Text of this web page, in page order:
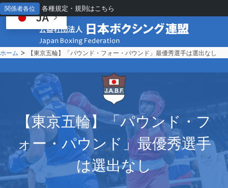
関係者各位 各種規定・規則はこちら
ホーム > 【東京五輪】「パウンド・フォー・パウンド」最優秀選手は選出なし
【東京五輪】「パウンド・フ
ォー・パウンド」最優秀選手
は選出なし
JA